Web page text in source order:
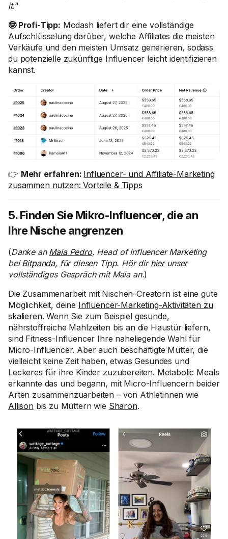
it.“
🤓 Profi-Tipp: Modash liefert dir eine vollständige
Aufschlüsselung darüber, welche Affiliates die meisten
Verkäufe und den meisten Umsatz generieren, sodass
du potenzielle zukünftige Influencer leicht identifizieren
kannst.
👉 Mehr erfahren: Influencer- und Affiliate-Marketing
zusammen nutzen: Vorteile & Tipps
5. Finden Sie Mikro-Influencer, die an
Ihre Nische angrenzen
(Danke an Maia Pedro, Head of Influencer Marketing
beiBitpanda, für diesen Tipp. Hör dir hierunser
vollständiges Gespräch mit Maia an.)
Die Zusammenarbeit mit Nischen-Creatorn ist eine gute
Möglichkeit, deine Influencer-Marketing-Aktivitäten zu
skalieren. Wenn Sie zum Beispiel gesunde,
nährstoffreiche Mahlzeiten bis an die Haustür liefern,
sind Fitness-Influencer Ihre naheliegende Wahl für
Micro-Influencer. Aber auch beschäftigte Mütter, die
vielleicht keine Zeit haben, etwas Gesundes und
Leckeres für ihre Kinder zuzubereiten. Metabolic Meals
erkannte das und begann, mit Micro-Influencern beider
Arten zusammenzuarbeiten – von Athletinnen wie
Allisonbis zu Müttern wie Sharon.